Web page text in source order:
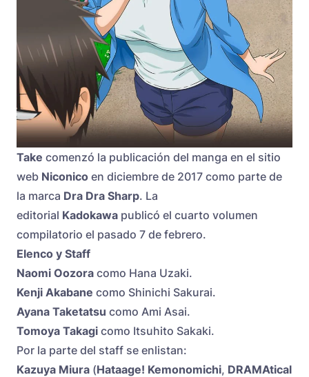
Take comenzó la publicación del manga en el sitio
web Niconico en diciembre de 2017 como parte de
la marca Dra Dra Sharp. La
editorial Kadokawa publicó el cuarto volumen
compilatorio el pasado 7 de febrero.
Elenco y Staff
Naomi Oozora como Hana Uzaki.
Kenji Akabane como Shinichi Sakurai.
Ayana Taketatsu como Ami Asai.
Tomoya Takagi como Itsuhito Sakaki.
Por la parte del staff se enlistan:
Kazuya Miura (Hataage! Kemonomichi, DRAMAtical